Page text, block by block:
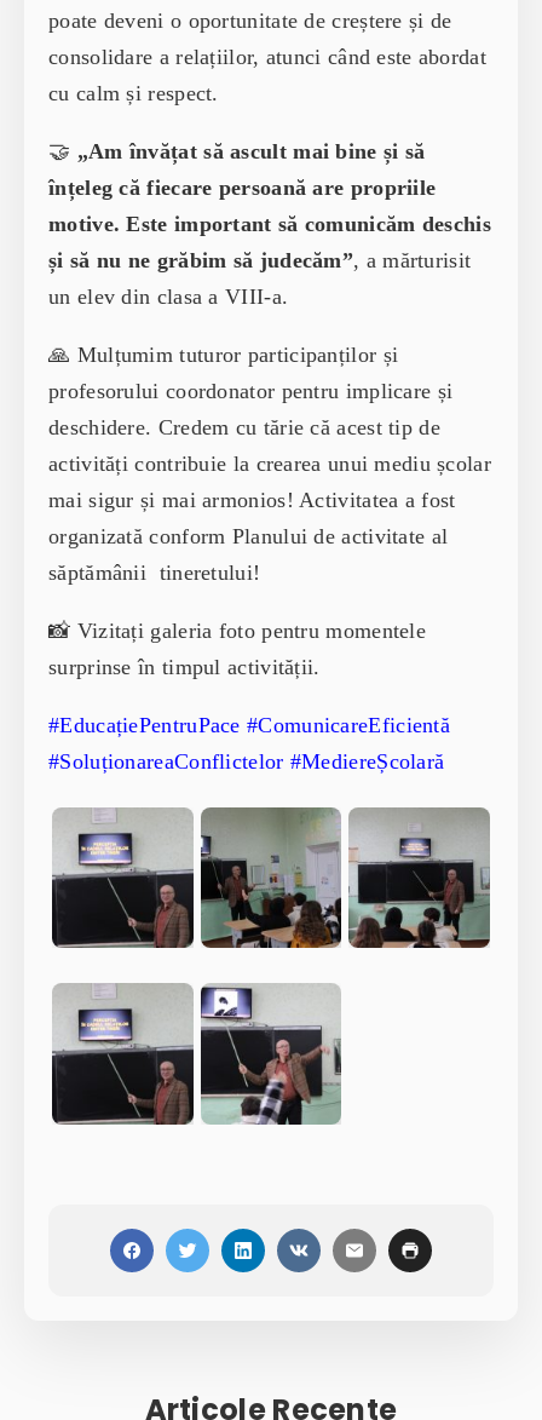
poate deveni o oportunitate de creștere și de
consolidare a relațiilor, atunci când este abordat
cu calm și respect.
🤝 „Am învățat să ascult mai bine și să
înțeleg că fiecare persoană are propriile
motive. Este important să comunicăm deschis
și să nu ne grăbim să judecăm”, a mărturisit
un elev din clasa a VIII-a.
🙏 Mulțumim tuturor participanților și
profesorului coordonator pentru implicare și
deschidere. Credem cu tărie că acesttip de
activități contribuie la crearea unui mediu școlar
mai sigur și mai armonios! Activitatea a fost
organizată conform Planului de activitate al
săptămânii tineretului!
📸 Vizitați galeria foto pentru momentele
surprinse în timpul activității.
#EducațiePentruPace #ComunicareEficientă
#SoluționareaConflictelor #MediereȘcolară
Articole Recente